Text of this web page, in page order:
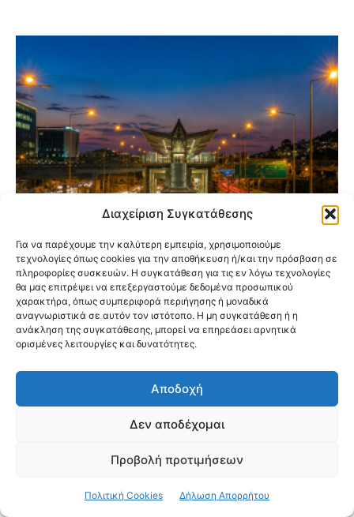
Διαχείριση Συγκατάθεσης
Για να παρέχουμε την καλύτερη εμπειρία, χρησιμοποιούμε
τεχνολογίες όπως cookies για την αποθήκευση ή/και την πρόσβαση σε
πληροφορίες συσκευών. Η συγκατάθεση για τις εν λόγω τεχνολογίες
θα μας επιτρέψει να επεξεργαστούμε δεδομένα προσωπικού
χαρακτήρα, όπως συμπεριφορά περιήγησης ή μοναδικά
αναγνωριστικά σε αυτόν τον ιστότοπο. Η μη συγκατάθεση ή η
ανάκληση της συγκατάθεσης, μπορεί να επηρεάσει αρνητικά
ορισμένες λειτουργίες και δυνατότητες.
Αποδοχή
Δεν αποδέχομαι
Προβολή προτιμήσεων
Πολιτική Cookies Δήλωση Απορρήτου
Προαστιακός: Αναβαθμίζονται 5 σταθμοί
στην Αττική – Οι αλλαγές που έρχονται για
τους επιβάτες